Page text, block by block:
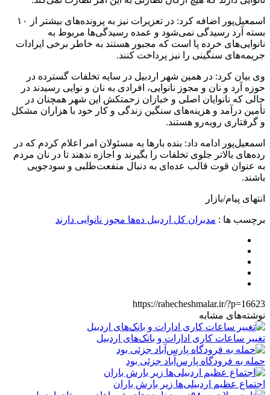
اسمعیل‌پور اضافه کرد: در تعزیرات نیز به پرونده‌های بیشتر از ۱۰
بسته آرد رسیدگی نمی‌شود و عمده رسیدگی‌ها مربوط به
نانوایی‌های خرده پا است که مجبور هستند به خاطر برخی ایرادات
جریمه‌های سنگینی را نیز پرداخت کنند.
وی بیان کرد: در همین شهر اردبیل در سایه تخلفات گسترده در
حوزه آرد و نان و مجوز نانوایی، افرادی به نان و نوایی رسیدند در
حالی که نانوایان اصلی و خبازان زحمتکش این شهر همچنان در
تأمین درآمد و هزینه‌های سنگین زندگی و کار خود با هزاران مشکل
و گرفتاری روبه‌رو هستند.
اسمعیل‌پور ادامه داد: بنده بارها به مسئولان امر اعلام کردم که در
رده‌های بالاتر جلوی تخلفات را بگیرند و اجازه ندهند تا در نان مردم
به عنوان قوت قالب عده‌ای به دنبال منفعت‌طلبی و سودجویی
باشند.
انتهای پیام/بازار
برچسب ها : مدیران کل اردبیل ده‌ها مجوز نانوایی دارند
https://rahecheshmalar.ir/?p=16623
نوشته‌های مشابه
تغییر ساعات کاری ادارات و بانک‌های اردبیل
حمله به فرودگاه پارس‌‌آباد جزئی بود
اجتماع عظیم اردبیلی‌ها زیر بارش باران